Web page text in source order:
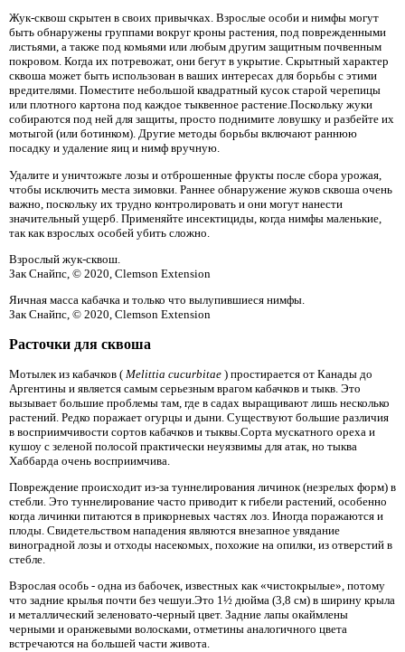
Жук-сквош скрытен в своих привычках. Взрослые особи и нимфы могут
быть обнаружены группами вокруг кроны растения, под поврежденными
листьями, а также под комьями или любым другим защитным почвенным
покровом. Когда их потревожат, они бегут в укрытие. Скрытный характер
сквоша может быть использован в ваших интересах для борьбы с этими
вредителями. Поместите небольшой квадратный кусок старой черепицы
или плотного картона под каждое тыквенное растение.Поскольку жуки
собираются под ней для защиты, просто поднимите ловушку и разбейте их
мотыгой (или ботинком). Другие методы борьбы включают раннюю
посадку и удаление яиц и нимф вручную.
Удалите и уничтожьте лозы и отброшенные фрукты после сбора урожая,
чтобы исключить места зимовки. Раннее обнаружение жуков сквоша очень
важно, поскольку их трудно контролировать и они могут нанести
значительный ущерб. Применяйте инсектициды, когда нимфы маленькие,
так как взрослых особей убить сложно.
Взрослый жук-сквош.
Зак Снайпс, © 2020, Clemson Extension
Яичная масса кабачка и только что вылупившиеся нимфы.
Зак Снайпс, © 2020, Clemson Extension
Расточки для сквоша
Мотылек из кабачков ( Melittia cucurbitae ) простирается от Канады до
Аргентины и является самым серьезным врагом кабачков и тыкв. Это
вызывает большие проблемы там, где в садах выращивают лишь несколько
растений. Редко поражает огурцы и дыни. Существуют большие различия
в восприимчивости сортов кабачков и тыквы.Сорта мускатного ореха и
кушоу с зеленой полосой практически неуязвимы для атак, но тыква
Хаббарда очень восприимчива.
Повреждение происходит из-за туннелирования личинок (незрелых форм) в
стебли. Это туннелирование часто приводит к гибели растений, особенно
когда личинки питаются в прикорневых частях лоз. Иногда поражаются и
плоды. Свидетельством нападения являются внезапное увядание
виноградной лозы и отходы насекомых, похожие на опилки, из отверстий в
стебле.
Взрослая особь - одна из бабочек, известных как «чистокрылые», потому
что задние крылья почти без чешуи.Это 1½ дюйма (3,8 см) в ширину крыла
и металлический зеленовато-черный цвет. Задние лапы окаймлены
черными и оранжевыми волосками, отметины аналогичного цвета
встречаются на большей части живота.